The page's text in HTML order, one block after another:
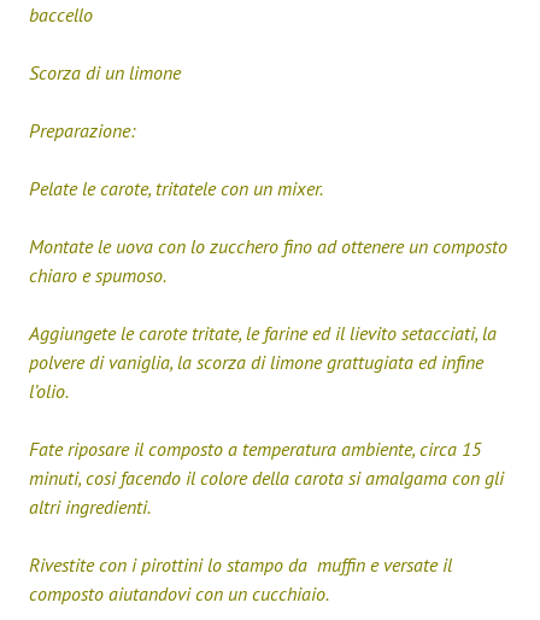
baccello
Scorza di un limone
Preparazione:
Pelate le carote, tritatele con un mixer.
Montate le uova con lo zucchero fino ad ottenere un composto
chiaro e spumoso.
Aggiungete le carote tritate, le farine ed il lievito setacciati, la
polvere di vaniglia, la scorza di limone grattugiata ed infine
l’olio.
Fate riposare il composto a temperatura ambiente, circa 15
minuti, cosi facendo il colore della carota si amalgama con gli
altri ingredienti.
Rivestite con i pirottini lo stampo da muffin e versate il
composto aiutandovi con un cucchiaio.